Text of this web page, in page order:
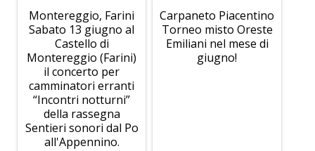
Montereggio, Farini
Sabato 13 giugno al
Castello di
Montereggio (Farini)
il concerto per
camminatori erranti
“Incontri notturni”
della rassegna
Sentieri sonori dal Po
all'Appennino.
Carpaneto Piacentino
Torneo misto Oreste
Emiliani nel mese di
giugno!